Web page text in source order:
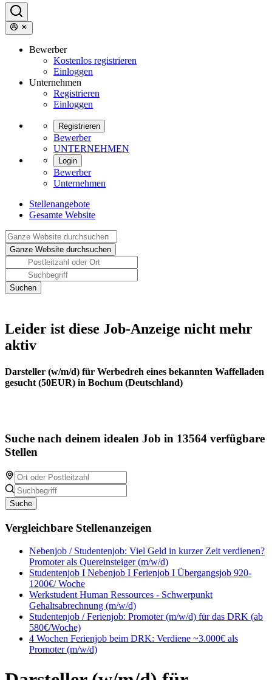
Bewerber
Kostenlos registrieren
Einloggen
Unternehmen
Registrieren
Einloggen
Registrieren
Bewerber
UNTERNEHMEN
Login
Bewerber
Unternehmen
Stellenangebote
Gesamte Website
Leider ist diese Job-Anzeige nicht mehr
aktiv
Darsteller (w/m/d) für Werbedreh eines bekannten Waffelladen
gesucht (50EUR) in Bochum (Deutschland)
Suche nach deinem idealen Job in 13564 verfügbare
Stellen
Suche
Vergleichbare Stellenanzeigen
Nebenjob / Studentenjob: Viel Geld in kurzer Zeit verdienen?
Promoter als Quereinsteiger (m/w/d)
Studentenjob I Nebenjob I Ferienjob I Übergangsjob 920-
1200€/ Woche
Werkstudent Human Ressources - Schwerpunkt
Gehaltsabrechnung (m/w/d)
Studentenjob / Ferienjob: Promoter (m/w/d) für das DRK (ab
580€/Woche)
4 Wochen Ferienjob beim DRK: Verdiene ~3.000€ als
Promoter (m/w/d)